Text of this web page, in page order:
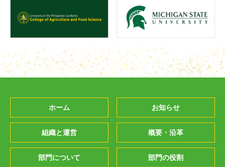
ホーム お知らせ
組織と運営 概要・沿革
部門について 部門の役割